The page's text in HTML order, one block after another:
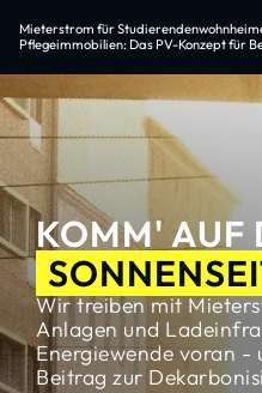
Mieterstrom für
Pflegeimmobilien: Das PV-Konzept für
KOMM' AUF
Wir treiben mit
Anlagen und
Energiewende voran -
Beitrag zur